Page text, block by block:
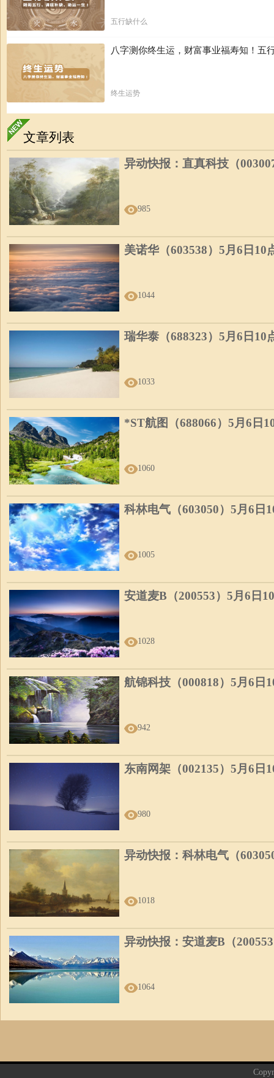
五行缺什么
八字测你终生运，财富事业福寿知！五
终生运势
文章列表
异动快报：直真科技（
985
美诺华（603538）5月6日10
1044
瑞华泰（688323）5月6日10
1033
*ST航图（688066）5月6日
1060
科林电气（603050）5月6日
1005
安道麦B（200553）5月6日
1028
航锦科技（000818）5月6日
942
东南网架（002135）5月6日
980
异动快报：科林电气（
1018
异动快报：安道麦B（
1064